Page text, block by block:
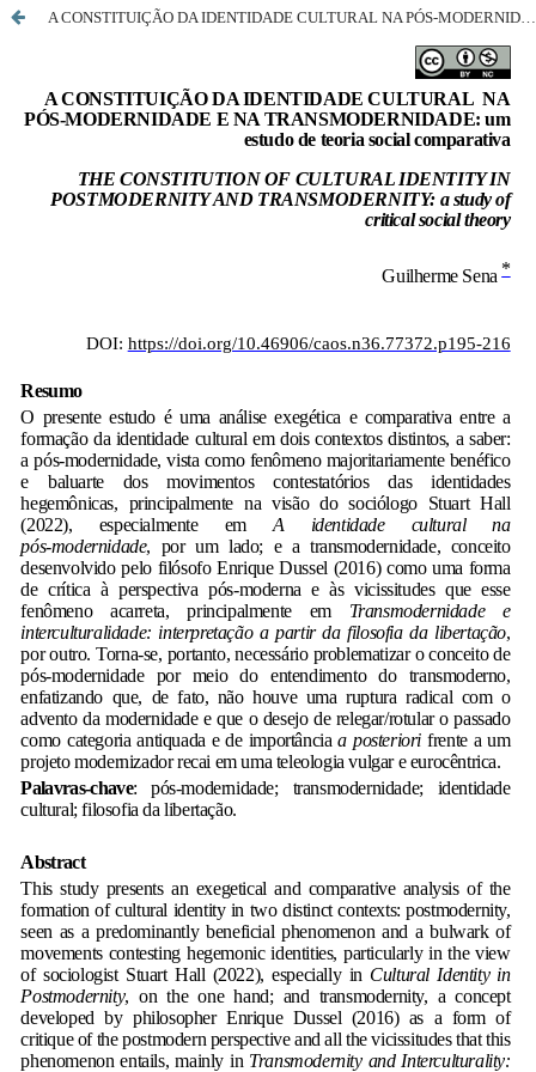
A CONSTITUIÇÃO DA IDENTIDADE CULTURAL NA PÓS-MODERNIDADE E NA TRANSMODERNIDADE: um estudo de teoria social comparativa